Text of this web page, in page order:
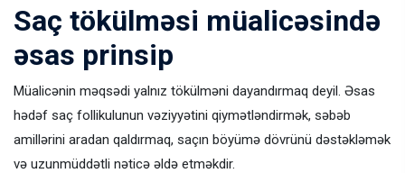
Saç tökülməsi müalicəsində
əsas prinsip
Müalicənin məqsədi yalnız tökülməni dayandırmaq deyil. Əsas
hədəf saç follikulunun vəziyyətini qiymətləndirmək, səbəb
amillərini aradan qaldırmaq, saçın böyümə dövrünü dəstəkləmək
və uzunmüddətli nəticə əldə etməkdir.